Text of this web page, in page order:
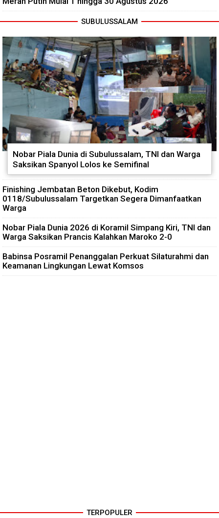
SUBULUSSALAM
Nobar Piala Dunia di Subulussalam, TNI dan Warga
Saksikan Spanyol Lolos ke Semifinal
Finishing Jembatan Beton Dikebut, Kodim
0118/Subulussalam Targetkan Segera Dimanfaatkan
Warga
Nobar Piala Dunia 2026 di Koramil Simpang Kiri, TNI dan
Warga Saksikan Prancis Kalahkan Maroko 2-0
Babinsa Posramil Penanggalan Perkuat Silaturahmi dan
Keamanan Lingkungan Lewat Komsos
TERPOPULER